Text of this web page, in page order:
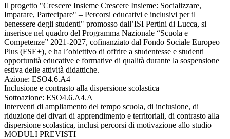
Il progetto "Crescere Insieme Crescere Insieme: Socializzare,
Imparare, Partecipare" – Percorsi educativi e inclusivi per il
benessere degli studenti" promosso dall’ISI Pertini di Lucca, si
inserisce nel quadro del Programma Nazionale “Scuola e
Competenze” 2021-2027, cofinanziato dal Fondo Sociale Europeo
Plus (FSE+), e ha l’obiettivo di offrire a studentesse e studenti
opportunità educative e formative di qualità durante la sospensione
estiva delle attività didattiche.
Azione: ESO4.6.A4
Inclusione e contrasto alla dispersione scolastica
Sottoazione: ESO4.6.A4.A
Interventi di ampliamento del tempo scuola, di inclusione, di
riduzione dei divari di apprendimento e territoriali, di contrasto alla
dispersione scolastica, inclusi percorsi di motivazione allo studio
MODULI PREVISTI